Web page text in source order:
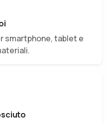
smartphone, tablet e